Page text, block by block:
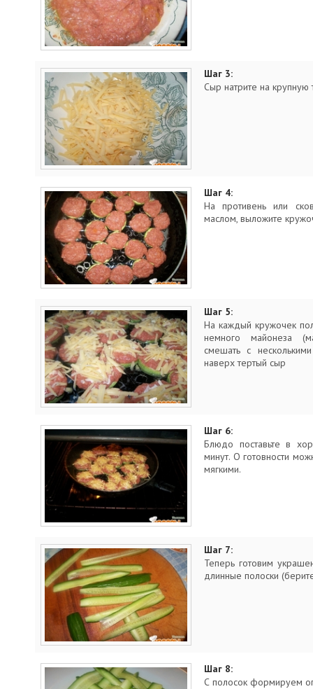
Шаг 3:
Сыр натрите на крупную
Шаг 4:
На противень или
маслом, выложите
Шаг 5:
На каждый кружочек
немного майонеза
смешать с
наверх тертый сыр
Шаг 6:
Блюдо поставьте в
минут. О готовности
мягкими.
Шаг 7:
Теперь готовим
длинные полоски
Шаг 8:
С полосок формируем